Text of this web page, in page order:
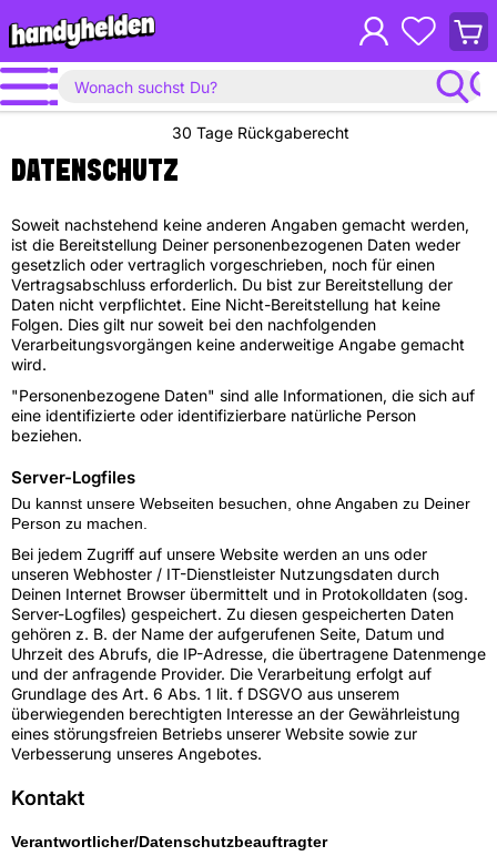
30 Tage Rückgaberecht
DATENSCHUTZ
Soweit nachstehend keine anderen Angaben gemacht werden,
ist die Bereitstellung Deiner personenbezogenen Daten weder
gesetzlich oder vertraglich vorgeschrieben, noch für einen
Vertragsabschluss erforderlich. Du bist zur Bereitstellung der
Daten nicht verpflichtet. Eine Nicht-Bereitstellung hat keine
Folgen. Dies gilt nur soweit bei den nachfolgenden
Verarbeitungsvorgängen keine anderweitige Angabe gemacht
wird.
"Personenbezogene Daten" sind alle Informationen, die sich auf
eine identifizierte oder identifizierbare natürliche Person
beziehen.
Server-Logfiles
Du kannst unsere Webseiten besuchen, ohne Angaben zu Deiner
Person zu machen.
Bei jedem Zugriff auf unsere Website werden an uns oder
unseren Webhoster / IT-Dienstleister Nutzungsdaten durch
Deinen Internet Browser übermittelt und in Protokolldaten (sog.
Server-Logfiles) gespeichert. Zu diesen gespeicherten Daten
gehören z. B. der Name der aufgerufenen Seite, Datum und
Uhrzeit des Abrufs, die IP-Adresse, die übertragene Datenmenge
und der anfragende Provider. Die Verarbeitung erfolgt auf
Grundlage des Art. 6 Abs. 1 lit. f DSGVO aus unserem
überwiegenden berechtigten Interesse an der Gewährleistung
eines störungsfreien Betriebs unserer Website sowie zur
Verbesserung unseres Angebotes.
Kontakt
Verantwortlicher/Datenschutzbeauftragter